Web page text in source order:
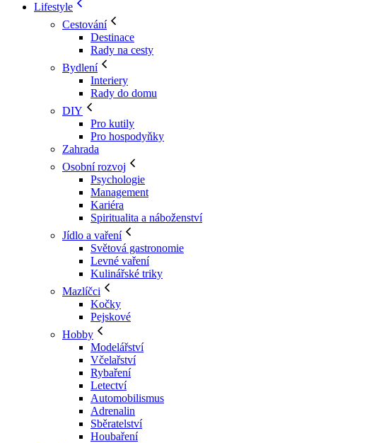
Lifestyle
Cestování
Destinace
Rady na cesty
Bydlení
Interiery
Rady do domu
DIY
Pro kutily
Pro hospodyňky
Zahrada
Osobní rozvoj
Psychologie
Management
Kariéra
Spiritualita a náboženství
Jídlo a vaření
Světová gastronomie
Levné vaření
Kulinářské triky
Mazlíčci
Kočky
Pejskové
Hobby
Modelářství
Včelařství
Rybaření
Letectví
Automobilismus
Adrenalin
Sběratelství
Houbaření